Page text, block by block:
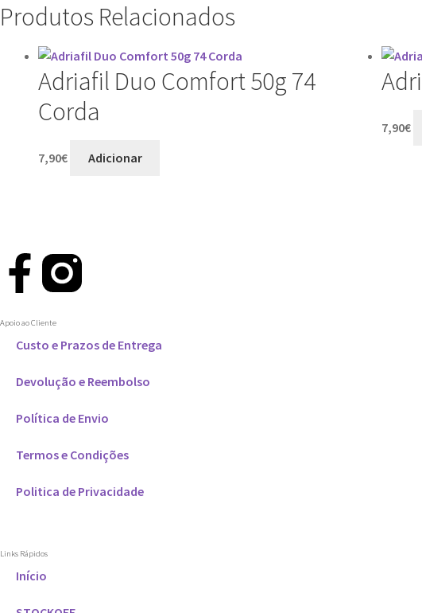
Produtos Relacionados
Adriafil Duo Comfort 50g 74
Corda
7,90€ Adicionar
7,90€
Apoio ao Cliente
Custo e Prazos de Entrega
Devolução e Reembolso
Política de Envio
Termos e Condições
Politica de Privacidade
Links Rápidos
Início